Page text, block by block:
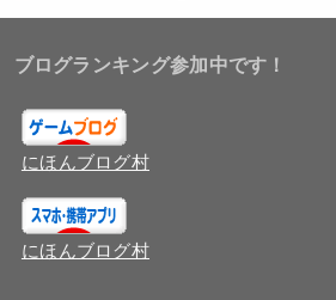
ブログランキング参加中です！
にほんブログ村
にほんブログ村